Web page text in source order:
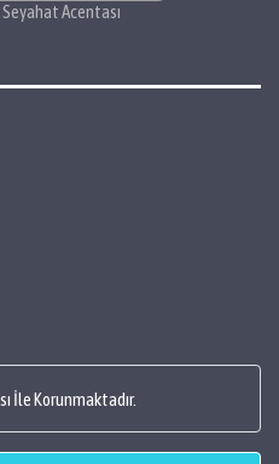
Acentası
İle Korunmaktadır.